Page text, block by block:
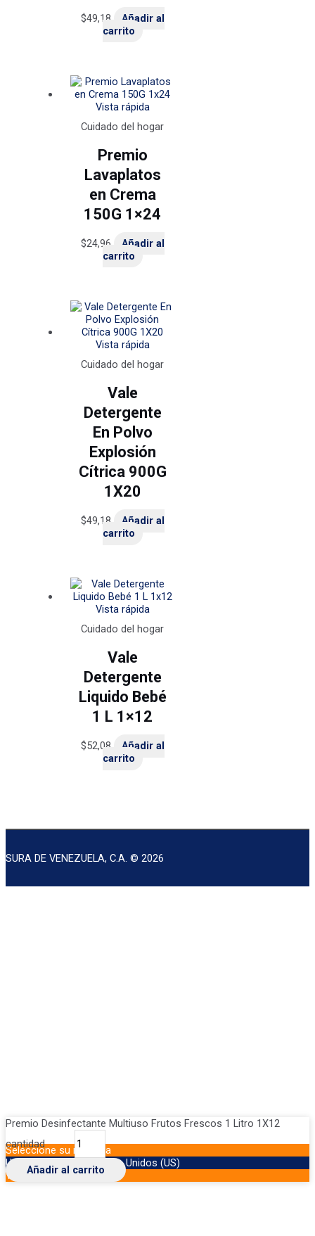
$49,18
Añadir al
carrito
Vista rápida
Cuidado del hogar
Premio
Lavaplatos
en Crema
150G 1×24
$24,96
Añadir al
carrito
Vista rápida
Cuidado del hogar
Vale
Detergente
En Polvo
Explosión
Cítrica 900G
1X20
$49,18
Añadir al
carrito
Vista rápida
Cuidado del hogar
Vale
Detergente
Liquido Bebé
1 L 1×12
$52,08
Añadir al
carrito
SURA DE VENEZUELA, C.A. © 2026
Seleccione su moneda
USD
Dólar de los Estados Unidos (US)
VES
Bolívar venezolano
Premio Desinfectante Multiuso Frutos Frescos 1 Litro 1X12
cantidad
Añadir al carrito